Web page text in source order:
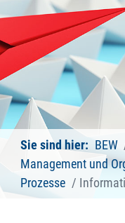
Sie sind hier: BEW
Management und
Prozesse